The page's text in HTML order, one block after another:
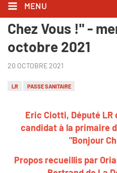
MENU
Eric Ciotti l'a dit
Chez Vous !" -
octobre 2021
20 OCTOBRE 2021
LR PASSE SANITAIRE
Eric Ciotti, Député
candidat à la primaire
"Bonjour
Propos recueillis par